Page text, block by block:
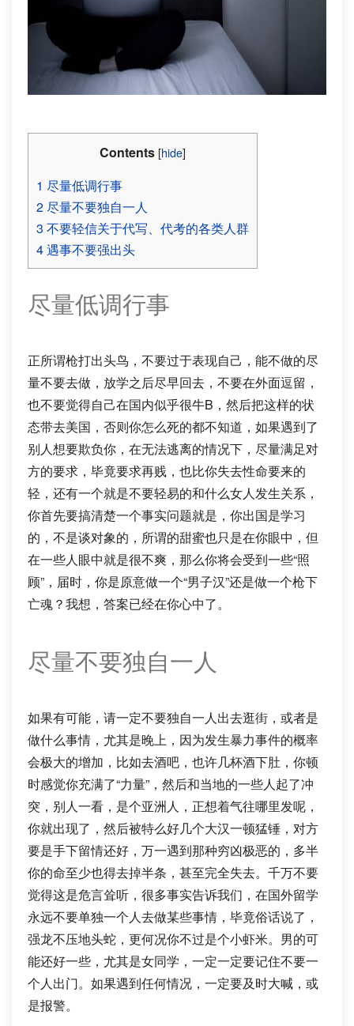
Contents [hide]
1 尽量低调行事
2尽量不要独自一人
3 不要轻信关于代写、代考的各类人群
4遇事不要强出头
尽量低调行事
正所谓枪打出头鸟，不要过于表现自己，能不做的尽
量不要去做，放学之后尽早回去，不要在外面逗留，
也不要觉得自己在国内似乎很牛B，然后把这样的状
态带去美国，否则你怎么死的都不知道，如果遇到了
别人想要欺负你，在无法逃离的情况下，尽量满足对
方的要求，毕竟要求再贱，也比你失去性命要来的
轻，还有一个就是不要轻易的和什么女人发生关系，
你首先要搞清楚一个事实问题就是，你出国是学习
的，不是谈对象的，所谓的甜蜜也只是在你眼中，但
在一些人眼中就是很不爽，那么你将会受到一些“照
顾”，届时，你是原意做一个“男子汉”还是做一个枪下
亡魂？我想，答案已经在你心中了。
尽量不要独自一人
如果有可能，请一定不要独自一人出去逛街，或者是
做什么事情，尤其是晚上，因为发生暴力事件的概率
会极大的增加，比如去酒吧，也许几杯酒下肚，你顿
时感觉你充满了“力量”，然后和当地的一些人起了冲
突，别人一看，是个亚洲人，正想着气往哪里发呢，
你就出现了，然后被特么好几个大汉一顿猛锤，对方
要是手下留情还好，万一遇到那种穷凶极恶的，多半
你的命至少也得去掉半条，甚至完全失去。千万不要
觉得这是危言耸听，很多事实告诉我们，在国外留学
永远不要单独一个人去做某些事情，毕竟俗话说了，
强龙不压地头蛇，更何况你不过是个小虾米。男的可
能还好一些，尤其是女同学，一定一定要记住不要一
个人出门。如果遇到任何情况，一定要及时大喊，或
是报警。